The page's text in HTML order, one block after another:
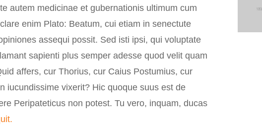
autem medicinae et gubernationis ultimum cum
enim Plato: Beatum, cui etiam in senectute
assequi possit. Sed isti ipsi, qui voluptate
sapienti plus semper adesse quod velit quam
affers, cur Thorius, cur Caius Postumius, cur
iucundissime vixerit? Hic quoque suus est de
Peripateticus non potest. Tu vero, inquam, ducas